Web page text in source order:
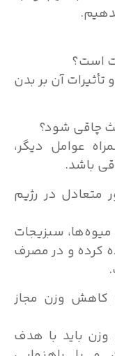
آن بر بدن
عوامل دیگر،
باشد.
متعادل در رژیم
میوه‌ها، سبزیجات
کرده و در مصرف
کاهش وزن مجاز
باید با هدف